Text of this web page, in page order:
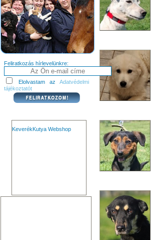
Feliratkozás hírlevelünkre:
Elolvastam az Adatvédelmi
tájékoztatót
KeverékKutya Webshop